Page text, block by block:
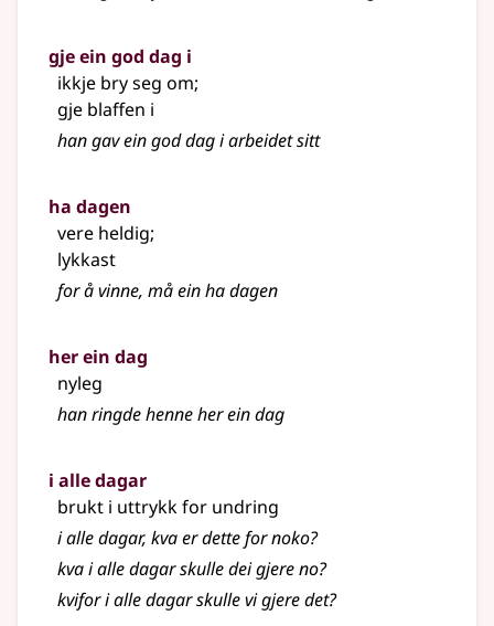
gje ein god dag i
ikkje bry seg om;
gje blaffen i
han gav ein god dag i arbeidet sitt
ha dagen
vere heldig;
lykkast
for å vinne, må ein ha dagen
her ein dag
nyleg
han ringde henne her ein dag
i alle dagar
brukt i uttrykk for undring
i alle dagar, kva er dette for noko?
kva i alle dagar skulle dei gjere no?
kvifor i alle dagar skulle vi gjere det?